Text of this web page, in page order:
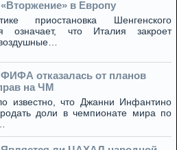
«Вторжение» в Европу
приостановка Шенгенского
означает, что Италия закроет
ФИФА отказалась от планов
на ЧМ
известно, что Джанни Инфантино
доли в чемпионате мира по